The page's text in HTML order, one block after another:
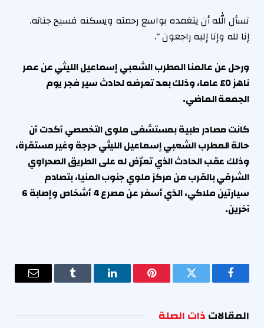
نسأل الله أن يتغمده بواسع رحمته ويسكنه فسيح جناته.
إنا لله وإنا إليه راجعون “.
ورحل عن عالمنا المطرب الشعبي إسماعيل الليثي عن عمر
ناهز ٤٥ عاما، وذلك بعد تعرضه لحادث سير فجر يوم
الجمعة الماضي.
كانت مصادر طبية بمستشفى ملوى التخصصي أكدت أن
حالة المطرب الشعبي إسماعيل الليثي حرجة وغير مستقرة،
وذلك عقب الحادث الذي تعرّض له على الطريق الصحراوي
الشرقي بالقرب من مركز ملوي جنوب المنيا، بتصادم
سيارتين ملاكي، الذي أسفر عن مصرع 4 أشخاص وإصابة 6
آخرين.
فيسبوك تويتر بينتيريستلينكدإن Tumblr
البريد
المقالاتذات الصلة